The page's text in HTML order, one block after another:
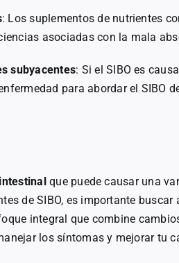
: Los suplementos de nutrientes
asociadas con la mala
subyacentes: Si el SIBO es
para abordar el SIBO
que puede causar una
de SIBO, es importante
integral que combine
los síntomas y mejorar tu